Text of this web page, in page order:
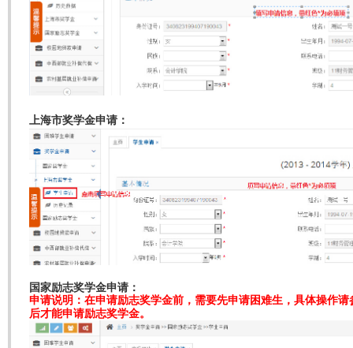
上海市奖学金申请：
国家励志奖学金申请：
申请说明：在申请励志奖学金前，需要先申请困难生，具体操作请
后才能申请励志奖学金。